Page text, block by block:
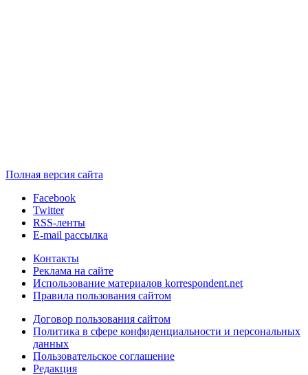
Полная версия сайта
Facebook
Twitter
RSS-ленты
E-mail рассылка
Контакты
Реклама на сайте
Использование материалов korrespondent.net
Правила пользования сайтом
Договор пользования сайтом
Политика в сфере конфиденциальности и персональных
данных
Пользовательское соглашение
Редакция